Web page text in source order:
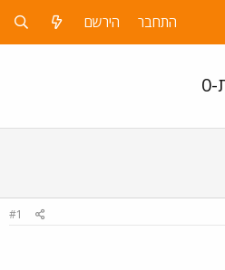
התחבר הירשם
#1